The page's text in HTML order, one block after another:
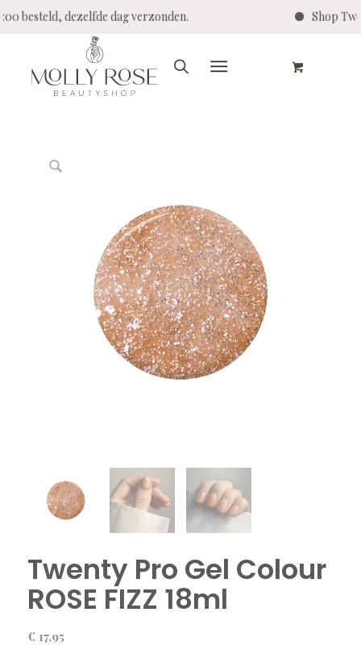
besteld, dezelfde dag verzonden. Shop
Twenty Pro Gel Colour
ROSE FIZZ 18ml
€ 17,95